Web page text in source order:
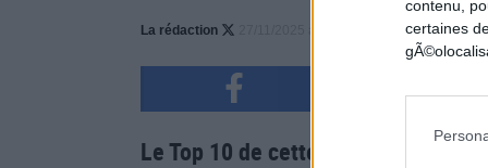
contenu,
certaines
La rédaction
Le Top 10 de cette nuit bien